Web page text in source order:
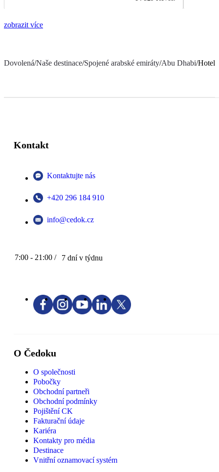
zobrazit více
Dovolená/Naše destinace/Spojené arabské emiráty/Abu Dhabi/Hotel
Kontakt
Kontaktujte nás
+420 296 184 910
info@cedok.cz
7:00 - 21:00 / 7 dní v týdnu
O Čedoku
O společnosti
Pobočky
Obchodní partneři
Obchodní podmínky
Pojištění CK
Fakturační údaje
Kariéra
Kontakty pro média
Destinace
Vnitřní oznamovací systém